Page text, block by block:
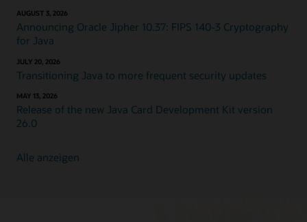
AUGUST 3, 2026
Announcing Oracle Jipher 10.37: FIPS 140-3 Cryptography
for Java
JULY 20, 2026
Transitioning Java to more frequent security updates
MAY 13, 2026
Release of the new Java Card Development Kit version
26.0
Alle anzeigen